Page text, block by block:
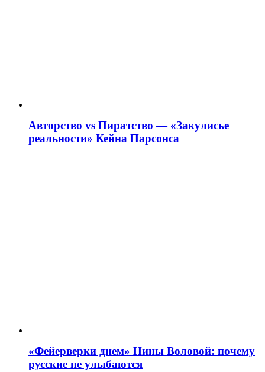
Авторство vs Пиратство — «Закулисье
реальности» Кейна Парсонса
«Фейерверки днем» Нины Воловой: почему
русские не улыбаются